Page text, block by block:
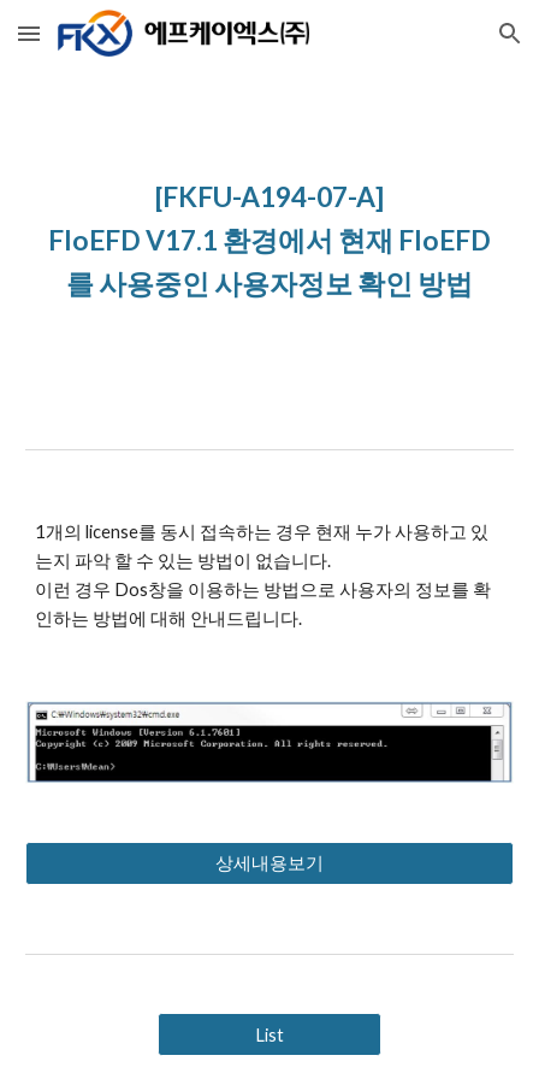
Skip to main content Skip to navigation
[FKFU-A194-07-A]
FloEFD V17.1 환경에서 현재 FloEFD
를 사용중인 사용자정보 확인 방법
1개의 license를 동시 접속하는 경우 현재 누가 사용하고 있
는지 파악 할 수 있는 방법이 없습니다.
이런 경우 Dos창을 이용하는 방법으로 사용자의 정보를 확
인하는 방법에 대해 안내드립니다.
상세내용보기
List